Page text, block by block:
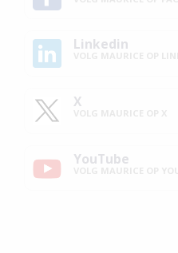
Linkedin
X
YouTube